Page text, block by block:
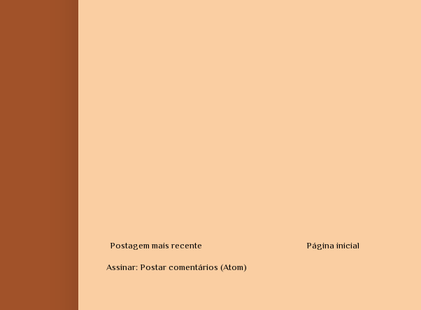
Postagem mais recente Página inicial
Assinar: Postar comentários (Atom)